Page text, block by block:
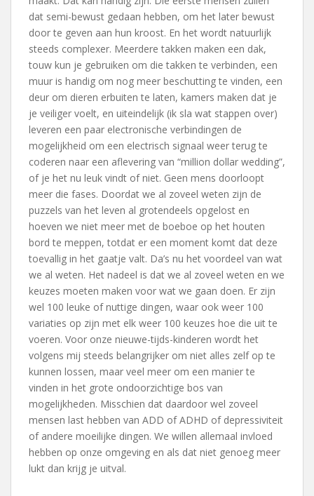
dat semi-bewust gedaan hebben, om het later bewust
door te geven aan hun kroost. En het wordt natuurlijk
steeds complexer. Meerdere takken maken een dak,
touw kun je gebruiken om die takken te verbinden, een
muur is handig om nog meer beschutting te vinden, een
deur om dieren erbuiten te laten, kamers maken dat je
je veiliger voelt, en uiteindelijk (ik sla wat stappen over)
leveren een paar electronische verbindingen de
mogelijkheid om een electrisch signaal weer terug te
coderen naar een aflevering van “million dollar wedding”,
of je het nu leuk vindt of niet. Geen mens doorloopt
meer die fases. Doordat we al zoveel weten zijn de
puzzels van het leven al grotendeels opgelost en
hoeven we niet meer met de boeboe op het houten
bord te meppen, totdat er een moment komt dat deze
toevallig in het gaatje valt. Da’s nu het voordeel van wat
we al weten. Het nadeel is dat we al zoveel weten en we
keuzes moeten maken voor wat we gaan doen. Er zijn
wel 100 leuke of nuttige dingen, waar ook weer 100
variaties op zijn met elk weer 100 keuzes hoe die uit te
voeren. Voor onze nieuwe-tijds-kinderen wordt het
volgens mij steeds belangrijker om niet alles zelf op te
kunnen lossen, maar veel meer om een manier te
vinden in het grote ondoorzichtige bos van
mogelijkheden. Misschien dat daardoor wel zoveel
mensen last hebben van ADD of ADHD of depressiviteit
of andere moeilijke dingen. We willen allemaal invloed
hebben op onze omgeving en als dat niet genoeg meer
lukt dan krijg je uitval.